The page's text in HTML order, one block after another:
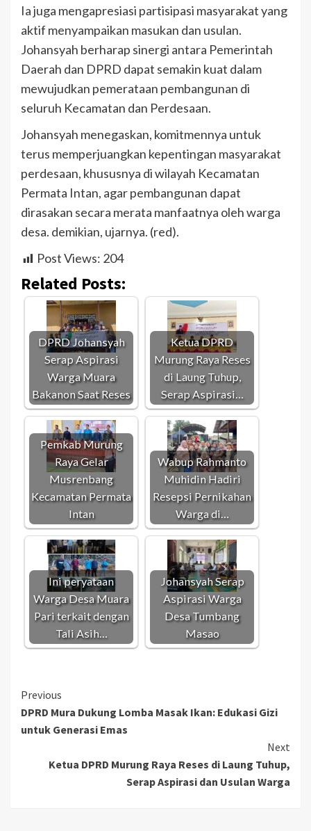
Ia juga mengapresiasi partisipasi masyarakat yang
aktif menyampaikan masukan dan usulan.
Johansyah berharap sinergi antara Pemerintah
Daerah dan DPRD dapat semakin kuat dalam
mewujudkan pemerataan pembangunan di
seluruh Kecamatan dan Perdesaan.
Johansyah menegaskan, komitmennya untuk
terus memperjuangkan kepentingan masyarakat
perdesaan, khususnya di wilayah Kecamatan
Permata Intan, agar pembangunan dapat
dirasakan secara merata manfaatnya oleh warga
desa. demikian, ujarnya. (red).
Post Views: 204
Related Posts:
DPRD Johansyah
Serap Aspirasi
Warga Muara
Bakanon Saat Reses
Ketua DPRD
Murung Raya Reses
di Laung Tuhup,
Serap Aspirasi…
Pemkab Murung
Raya Gelar
Musrenbang
Kecamatan Permata
Intan
Wabup Rahmanto
Muhidin Hadiri
Resepsi Pernikahan
Warga di…
Ini peryataan
Warga Desa Muara
Pari terkait dengan
Tali Asih…
Johansyah Serap
Aspirasi Warga
Desa Tumbang
Masao
Continue
Reading
Previous
DPRD Mura Dukung Lomba Masak Ikan: Edukasi Gizi
untuk Generasi Emas
Next
Ketua DPRD Murung Raya Reses di Laung Tuhup,
Serap Aspirasi dan Usulan Warga